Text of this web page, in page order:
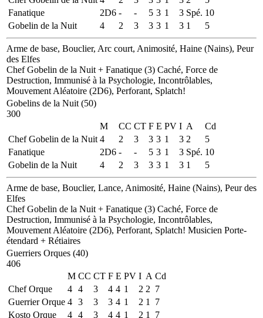
Fanatique
2D6 - - 5 3 1 3 Spé. 10
Gobelin de la Nuit
4 2 3 3 3 1 3 1 5
Arme de base, Bouclier, Arc court, Animosité, Haine (Nains), Peur
des Elfes
Chef Gobelin de la Nuit + Fanatique (3) Caché, Force de
Destruction, Immunisé à la Psychologie, Incontrôlables,
Mouvement Aléatoire (2D6), Perforant, Splatch!
Gobelins de la Nuit (50)
300
M
CC CT F E PV I A
Cd
Chef Gobelin de la Nuit 4 2 3 3 3 1 3 2
5
Fanatique
2D6 - - 5 3 1 3 Spé. 10
Gobelin de la Nuit
4 2 3 3 3 1 3 1 5
Arme de base, Bouclier, Lance, Animosité, Haine (Nains), Peur des
Elfes
Chef Gobelin de la Nuit + Fanatique (3) Caché, Force de
Destruction, Immunisé à la Psychologie, Incontrôlables,
Mouvement Aléatoire (2D6), Perforant, Splatch! Musicien Porte-
étendard + Rétiaires
Guerriers Orques (40)
406
M CC CT F E PV I A Cd
Chef Orque
4 4 3 4 4 1 2 2 7
Guerrier Orque 4 3 3 3 4 1 2 1
7
Kosto Orque
4 4 3 4 4 1 2 1 7